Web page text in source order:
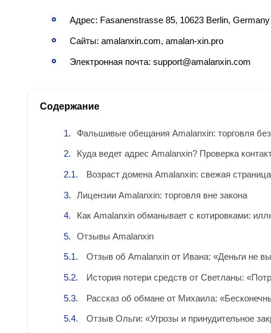
Адрес: Fasanenstrasse 85, 10623 Berlin, Germany
Сайты: amalanxin.com, amalan-xin.pro
Электронная почта: support@amalanxin.com
Содержание
Фальшивые обещания Amalanxin: торговля
Куда ведет адрес Amalanxin? Проверка
Возраст домена Amalanxin: свежая
Лицензии Amalanxin: торговля вне закона
Как Amalanxin обманывает с котировками:
Отзывы Amalanxin
Отзыв об Amalanxin от Ивана: «Деньги не
История потери средств от Светланы:
Рассказ об обмане от Михаила:
Отзыв Ольги: «Угрозы и принудительное